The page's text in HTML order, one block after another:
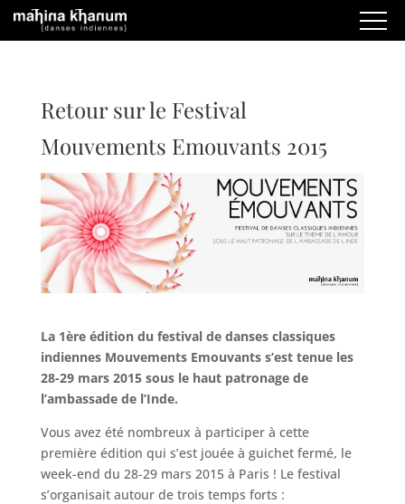
Retour sur le Festival
Mouvements Emouvants 2015
La 1ère édition du festival de danses classiques
indiennes Mouvements Emouvants s’est tenue les
28-29 mars 2015 sous le haut patronage de
l’ambassade de l’Inde.
Vous avez été nombreux à participer à cette
première édition qui s’est jouée à guichet fermé, le
week-end du 28-29 mars 2015 à Paris ! Le festival
s’organisait autour de trois temps forts :